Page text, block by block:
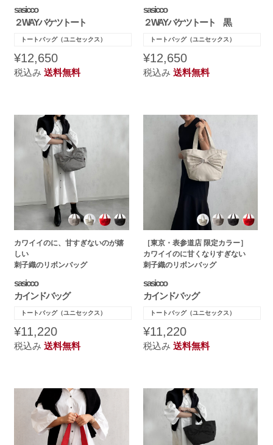
sasicco
２WAYバケツトート
トートバッグ（ユニセックス）
¥12,650
税込み送料無料
sasicco
２WAYバケツトート 黒
トートバッグ（ユニセックス）
¥12,650
税込み送料無料
カワイイのに、甘すぎないのが嬉
しい
刺子織のリボンバッグ
sasicco
カインドバッグ
トートバッグ（ユニセックス）
¥11,220
税込み送料無料
［東京・表参道店 限定カラー］
カワイイのに甘くなりすぎない
刺子織のリボンバッグ
sasicco
カインドバッグ
トートバッグ（ユニセックス）
¥11,220
税込み送料無料